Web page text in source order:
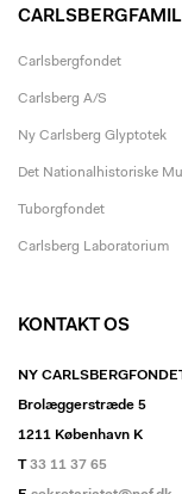
Carlsbergfondet
Carlsberg A/S
Ny Carlsberg Glyptotek
Det Nationalhistoriske
Tuborgfondet
Carlsberg Laboratorium
KONTAKT OS
NY
Brolæggerstræde 5
1211 København K
T33 11 37 65